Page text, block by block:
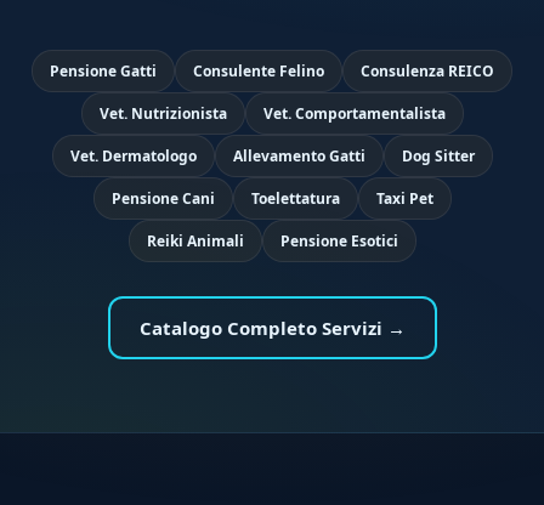
Pensione Gatti Consulente Felino Consulenza REICO
Vet. Nutrizionista Vet. Comportamentalista
Vet. Dermatologo Allevamento Gatti Dog Sitter
Pensione Cani Toelettatura Taxi Pet
Reiki Animali Pensione Esotici
Catalogo Completo Servizi →